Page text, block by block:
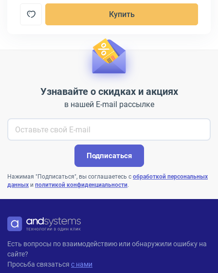
Купить
Узнавайте о скидках и акциях
в нашей E-mail рассылке
Подписаться
Нажимая "Подписаться", вы соглашаетесь с обработкой персональных
данных и политикой конфиденциальности.
ANDPRO
Есть вопросы по взаимодействию или обнаружили ошибку на
сайте?
Просьба связаться с нами